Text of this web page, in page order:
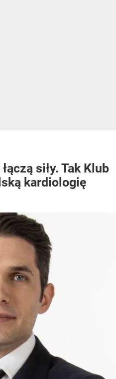
siły. Tak Klub
kardiologię